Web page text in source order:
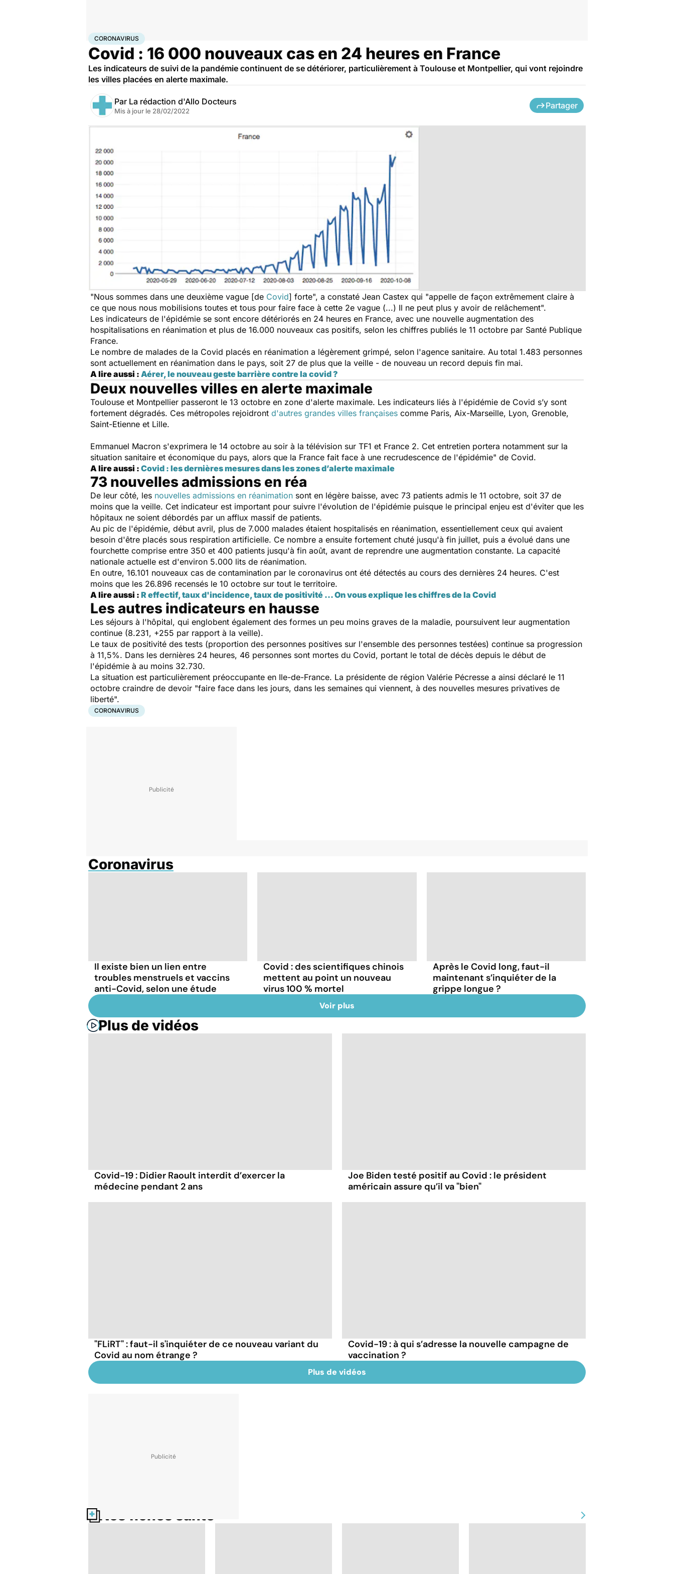
AccueilSantéMaladies
CORONAVIRUS
Covid : 16 000 nouveaux cas en 24 heures en France
Les indicateurs de suivi de la pandémie continuent de se détériorer, particulièrement à Toulouse et Montpellier, qui vont rejoindre
les villes placées en alerte maximale.
Par La rédaction d'Allo Docteurs
Mis à jour le 28/02/2022
Partager
"Nous sommes dans une deuxième vague [de Covid] forte", a constaté Jean Castex qui "appelle de façon extrêmement claire à
ce que nous nous mobilisions toutes et tous pour faire face à cette 2e vague (...) Il ne peut plus y avoir de relâchement".
Les indicateurs de l'épidémie se sont encore détériorés en 24 heures en France, avec une nouvelle augmentation des
hospitalisations en réanimation et plus de 16.000 nouveaux cas positifs, selon les chiffres publiés le 11 octobre par Santé Publique
France.
Le nombre de malades de la Covid placés en réanimation a légèrement grimpé, selon l'agence sanitaire. Au total 1.483 personnes
sont actuellement en réanimation dans le pays, soit 27 de plus que la veille - de nouveau un record depuis fin mai.
A lire aussi : Aérer, le nouveau geste barrière contre la covid ?
Deux nouvelles villes en alerte maximale
Toulouse et Montpellier passeront le 13 octobre en zone d'alerte maximale. Les indicateurs liés à l'épidémie de Covid s’y sont
fortement dégradés. Ces métropoles rejoidront d'autres grandes villes françaises comme Paris, Aix-Marseille, Lyon, Grenoble,
Saint-Etienne et Lille.
Emmanuel Macron s'exprimera le 14 octobre au soir à la télévision sur TF1 et France 2. Cet entretien portera notamment sur la
situation sanitaire et économique du pays, alors que la France fait face à une recrudescence de l'épidémie" de Covid.
A lire aussi : Covid : les dernières mesures dans les zones d’alerte maximale
73 nouvelles admissions en réa
De leur côté, les nouvelles admissions en réanimation sont en légère baisse, avec 73 patients admis le 11 octobre, soit 37 de
moins que la veille. Cet indicateur est important pour suivre l'évolution de l'épidémie puisque le principal enjeu est d'éviter que les
hôpitaux ne soient débordés par un afflux massif de patients.
Au pic de l'épidémie, début avril, plus de 7.000 malades étaient hospitalisés en réanimation, essentiellement ceux qui avaient
besoin d'être placés sous respiration artificielle. Ce nombre a ensuite fortement chuté jusqu'à fin juillet, puis a évolué dans une
fourchette comprise entre 350 et 400 patients jusqu'à fin août, avant de reprendre une augmentation constante. La capacité
nationale actuelle est d'environ 5.000 lits de réanimation.
En outre, 16.101 nouveaux cas de contamination par le coronavirus ont été détectés au cours des dernières 24 heures. C'est
moins que les 26.896 recensés le 10 octobre sur tout le territoire.
A lire aussi : R effectif, taux d'incidence, taux de positivité ... On vous explique les chiffres de la Covid
Les autres indicateurs en hausse
Les séjours à l'hôpital, qui englobent également des formes un peu moins graves de la maladie, poursuivent leur augmentation
continue (8.231, +255 par rapport à la veille).
Le taux de positivité des tests (proportion des personnes positives sur l'ensemble des personnes testées) continue sa progression
à 11,5%. Dans les dernières 24 heures, 46 personnes sont mortes du Covid, portant le total de décès depuis le début de
l'épidémie à au moins 32.730.
La situation est particulièrement préoccupante en Ile-de-France. La présidente de région Valérie Pécresse a ainsi déclaré le 11
octobre craindre de devoir "faire face dans les jours, dans les semaines qui viennent, à des nouvelles mesures privatives de
liberté".
CORONAVIRUS
Coronavirus
Il existe bien un lien entre
troubles menstruels et vaccins
anti-Covid, selon une étude
Covid : des scientifiques chinois
mettent au point un nouveau
virus 100 % mortel
Après le Covid long, faut-il
maintenant s’inquiéter de la
grippe longue ?
Voir plus
Plus de vidéos
Covid-19 : Didier Raoult interdit d’exercer la
médecine pendant 2 ans
Joe Biden testé positif au Covid : le président
américain assure qu’il va "bien"
"FLiRT" : faut-il s'inquiéter de ce nouveau variant du
Covid au nom étrange ?
Covid-19 : à qui s’adresse la nouvelle campagne de
vaccination ?
Plus de vidéos
Nos fiches santé